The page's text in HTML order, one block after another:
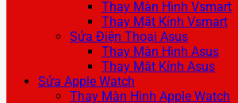
Thay Màn Hình Vsmart
Thay Mặt Kính Vsmart
Sửa Điện Thoại Asus
Thay Màn Hình Asus
Thay Mặt Kính Asus
Sửa Apple Watch
Thay Màn Hình Apple Watch